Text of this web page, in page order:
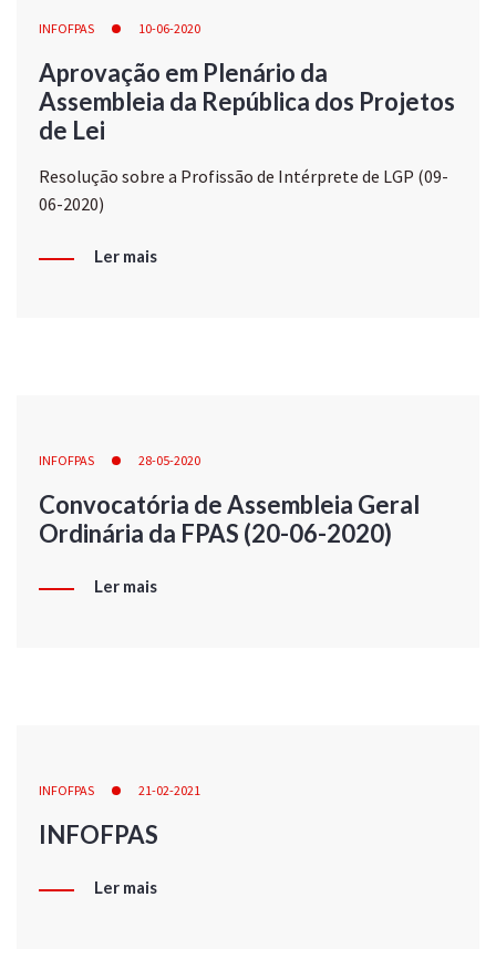
INFOFPAS 10-06-2020
Aprovação em Plenário da
Assembleia da República dos Projetos
de Lei
Resolução sobre a Profissão de Intérprete de LGP (09-
06-2020)
Ler mais
INFOFPAS 28-05-2020
Convocatória de Assembleia Geral
Ordinária da FPAS (20-06-2020)
Ler mais
INFOFPAS 21-02-2021
INFOFPAS
Ler mais